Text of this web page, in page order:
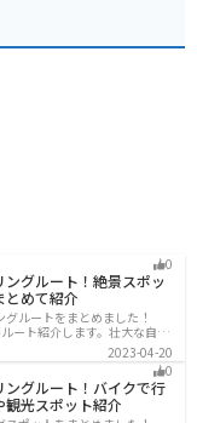
0
グルート！絶景スポッ
とめて紹介
ルートをまとめました！
ート紹介します。壮大な自然
多く存在するので楽しめま
ングに行く際は参考にして
2023-04-20
0
ングルート！バイクで行
観光スポット紹介